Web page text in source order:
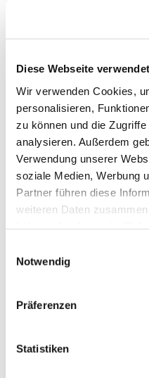
Diese Webseite
Wir verwenden Cookies,
personalisieren,
zu können und die
analysieren. Außerdem
Verwendung unserer
soziale Medien, Werbung
Partner führen diese
weiteren Daten
Notwendig
Präferenzen
StatistikenDie Jahre